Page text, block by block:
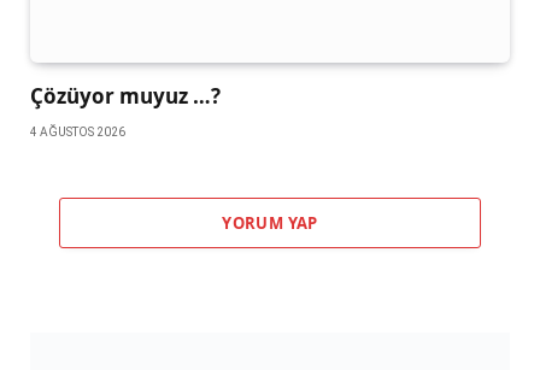
Çözüyor muyuz …?
4 AĞUSTOS 2026
YORUM YAP